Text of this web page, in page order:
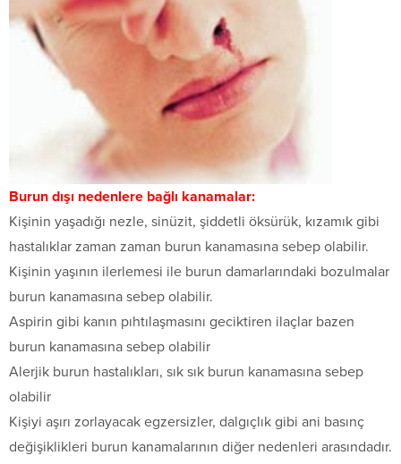
Burun dışı nedenlere bağlı kanamalar:
Kişinin yaşadığı nezle, sinüzit, şiddetli öksürük, kızamık gibi
hastalıklar zaman zaman burun kanamasına sebep olabilir.
Kişinin yaşının ilerlemesi ile burun damarlarındaki bozulmalar
burun kanamasına sebep olabilir.
Aspirin gibi kanın pıhtılaşmasını geciktiren ilaçlar bazen
burun kanamasına sebep olabilir
Alerjik burun hastalıkları, sık sık burun kanamasına sebep
olabilir
Kişiyi aşırı zorlayacak egzersizler, dalgıçlık gibi ani basınç
değişiklikleri burun kanamalarının diğer nedenleri arasındadır.